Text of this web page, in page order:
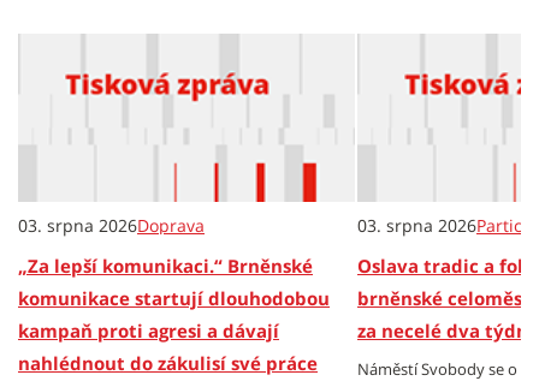
03. srpna 2026Doprava
„Za lepší komunikaci.“ Brněnské
komunikace startují dlouhodobou
kampaň proti agresi a dávají
nahlédnout do zákulisí své práce
03. srpna 2026
Oslava tradic a
brněnské
za necelé dva týdny
Náměstí Svobody se o